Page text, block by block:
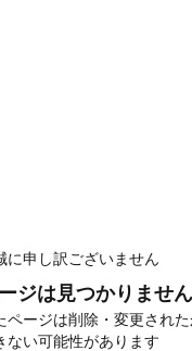
に申し訳ございません
ジは見つかりませ
ページは削除・変更され
ない可能性があります